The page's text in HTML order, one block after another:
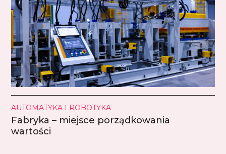
AUTOMATYKA I ROBOTYKA
Fabryka – miejsce porządkowania
wartości